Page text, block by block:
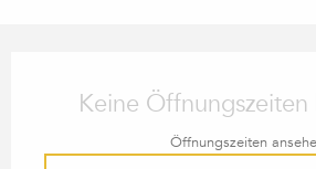
Keine
Öffnungszeiten